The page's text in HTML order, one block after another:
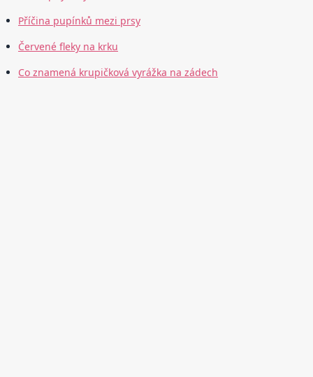
Příčina pupínků mezi prsy
Červené fleky na krku
Co znamená krupičková vyrážka na zádech